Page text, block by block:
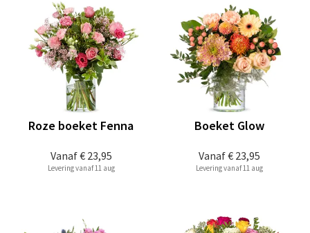
Vanaf€ 23,95
Roze boeket Fenna
Levering vanaf 11 aug
Vanaf€ 23,95
Boeket Glow
Levering vanaf 11 aug